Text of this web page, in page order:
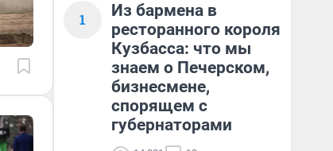
1
Из бармена в
ресторанного короля
Кузбасса: что мы
знаем о Печерском,
бизнесмене,
спорящем с
губернаторами